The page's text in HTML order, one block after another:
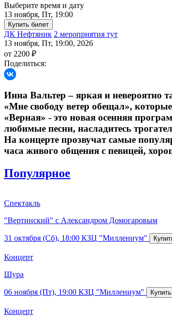
Выберите время и дату
13 ноября, Пт, 19:00
ДК Нефтяник 2 мероприятия тут
13 ноября, Пт, 19:00, 2026
от 2200 ₽
Поделиться:
Инна Вальтер – яркая и невероятно
«Мне свободу ветер обещал»,
«Верная» - это новая осенняя
любимые песни, насладитесь
На концерте прозвучат самые
часа живого общения с певицей,
Популярное
Спектакль
"Вертинский" с Александром Домогаровым
31 октября (Сб), 18:00 КЗЦ "Миллениум"
Концерт
Шура
06 ноября (Пт), 19:00 КЗЦ "Миллениум"
Концерт